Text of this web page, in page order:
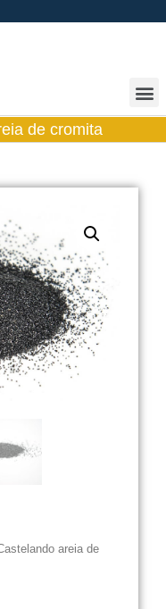
de cromita
areia de